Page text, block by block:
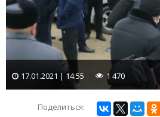
17.01.2021 | 14:55 1 470
Поделиться: